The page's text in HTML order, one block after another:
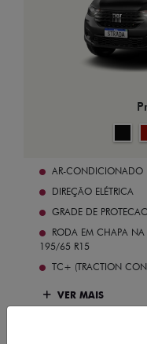
AR-CONDICIONADO
DIREÇÃO ELÉTRICA
GRADE DE
RODA EM CHAPA
195/65 R15
TC+ (TRACTION
VER MAIS